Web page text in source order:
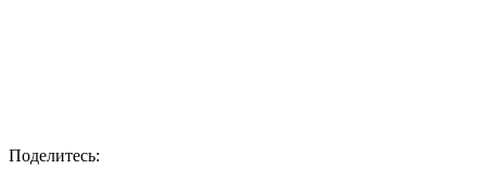
Поделитесь: